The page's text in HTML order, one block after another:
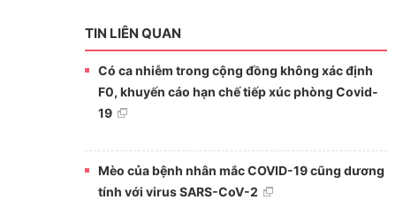
TIN LIÊN QUAN
Có ca nhiễm trong cộng đồng không xác định
F0, khuyến cáo hạn chế tiếp xúc phòng Covid-
19
Mèo của bệnh nhân mắc COVID-19 cũng dương
tính với virus SARS-CoV-2